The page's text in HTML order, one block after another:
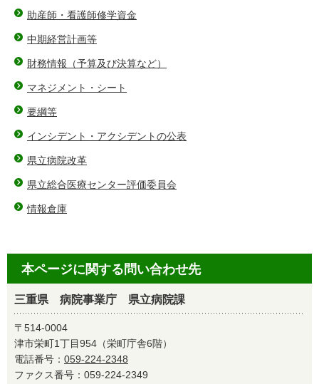
助産師・看護師修学資金
中期経営計画等
財務情報（予算及び決算など）
マネジメント・シート
要綱等
インシデント・アクシデントの公表
県立病院改革
県立総合医療センター評価委員会
情報倉庫
本ページに関する問い合わせ先
三重県 病院事業庁 県立病院課
〒514-0004
津市栄町1丁目954（栄町庁舎6階）
電話番号： 059-224-2348
ファクス番号：059-224-2349